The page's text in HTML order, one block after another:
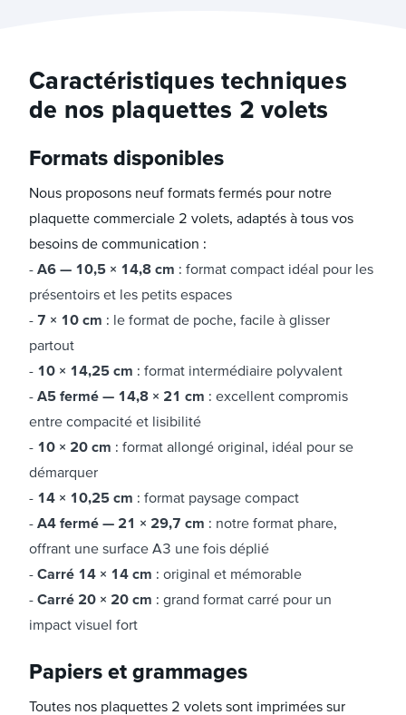
Caractéristiques techniques
de nos plaquettes 2 volets
Formats disponibles
Nous proposons neuf formats fermés pour notre
plaquette commerciale 2 volets, adaptés à tous vos
besoins de communication :
A6 — 10,5 × 14,8 cm : format compact idéal pour les
présentoirs et les petits espaces
7 × 10 cm : le format de poche, facile à glisser
partout
10 × 14,25 cm : format intermédiaire polyvalent
A5 fermé — 14,8 × 21 cm : excellent compromis
entre compacité et lisibilité
10 × 20 cm : format allongé original, idéal pour se
démarquer
14 × 10,25 cm : format paysage compact
A4 fermé — 21 × 29,7 cm : notre format phare,
offrant une surface A3 une fois déplié
Carré 14 × 14 cm : original et mémorable
Carré 20 × 20 cm : grand format carré pour un
impact visuel fort
Papiers et grammages
Toutes nos plaquettes 2 volets sont imprimées sur